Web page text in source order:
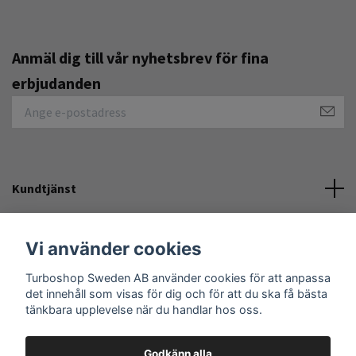
Anmäl dig till vår nyhetsbrev för fina
erbjudanden
Kundtjänst
Sociala medier
Vi använder cookies
Turboshop Sweden AB använder cookies för att anpassa
det innehåll som visas för dig och för att du ska få bästa
tänkbara upplevelse när du handlar hos oss.
Godkänn alla